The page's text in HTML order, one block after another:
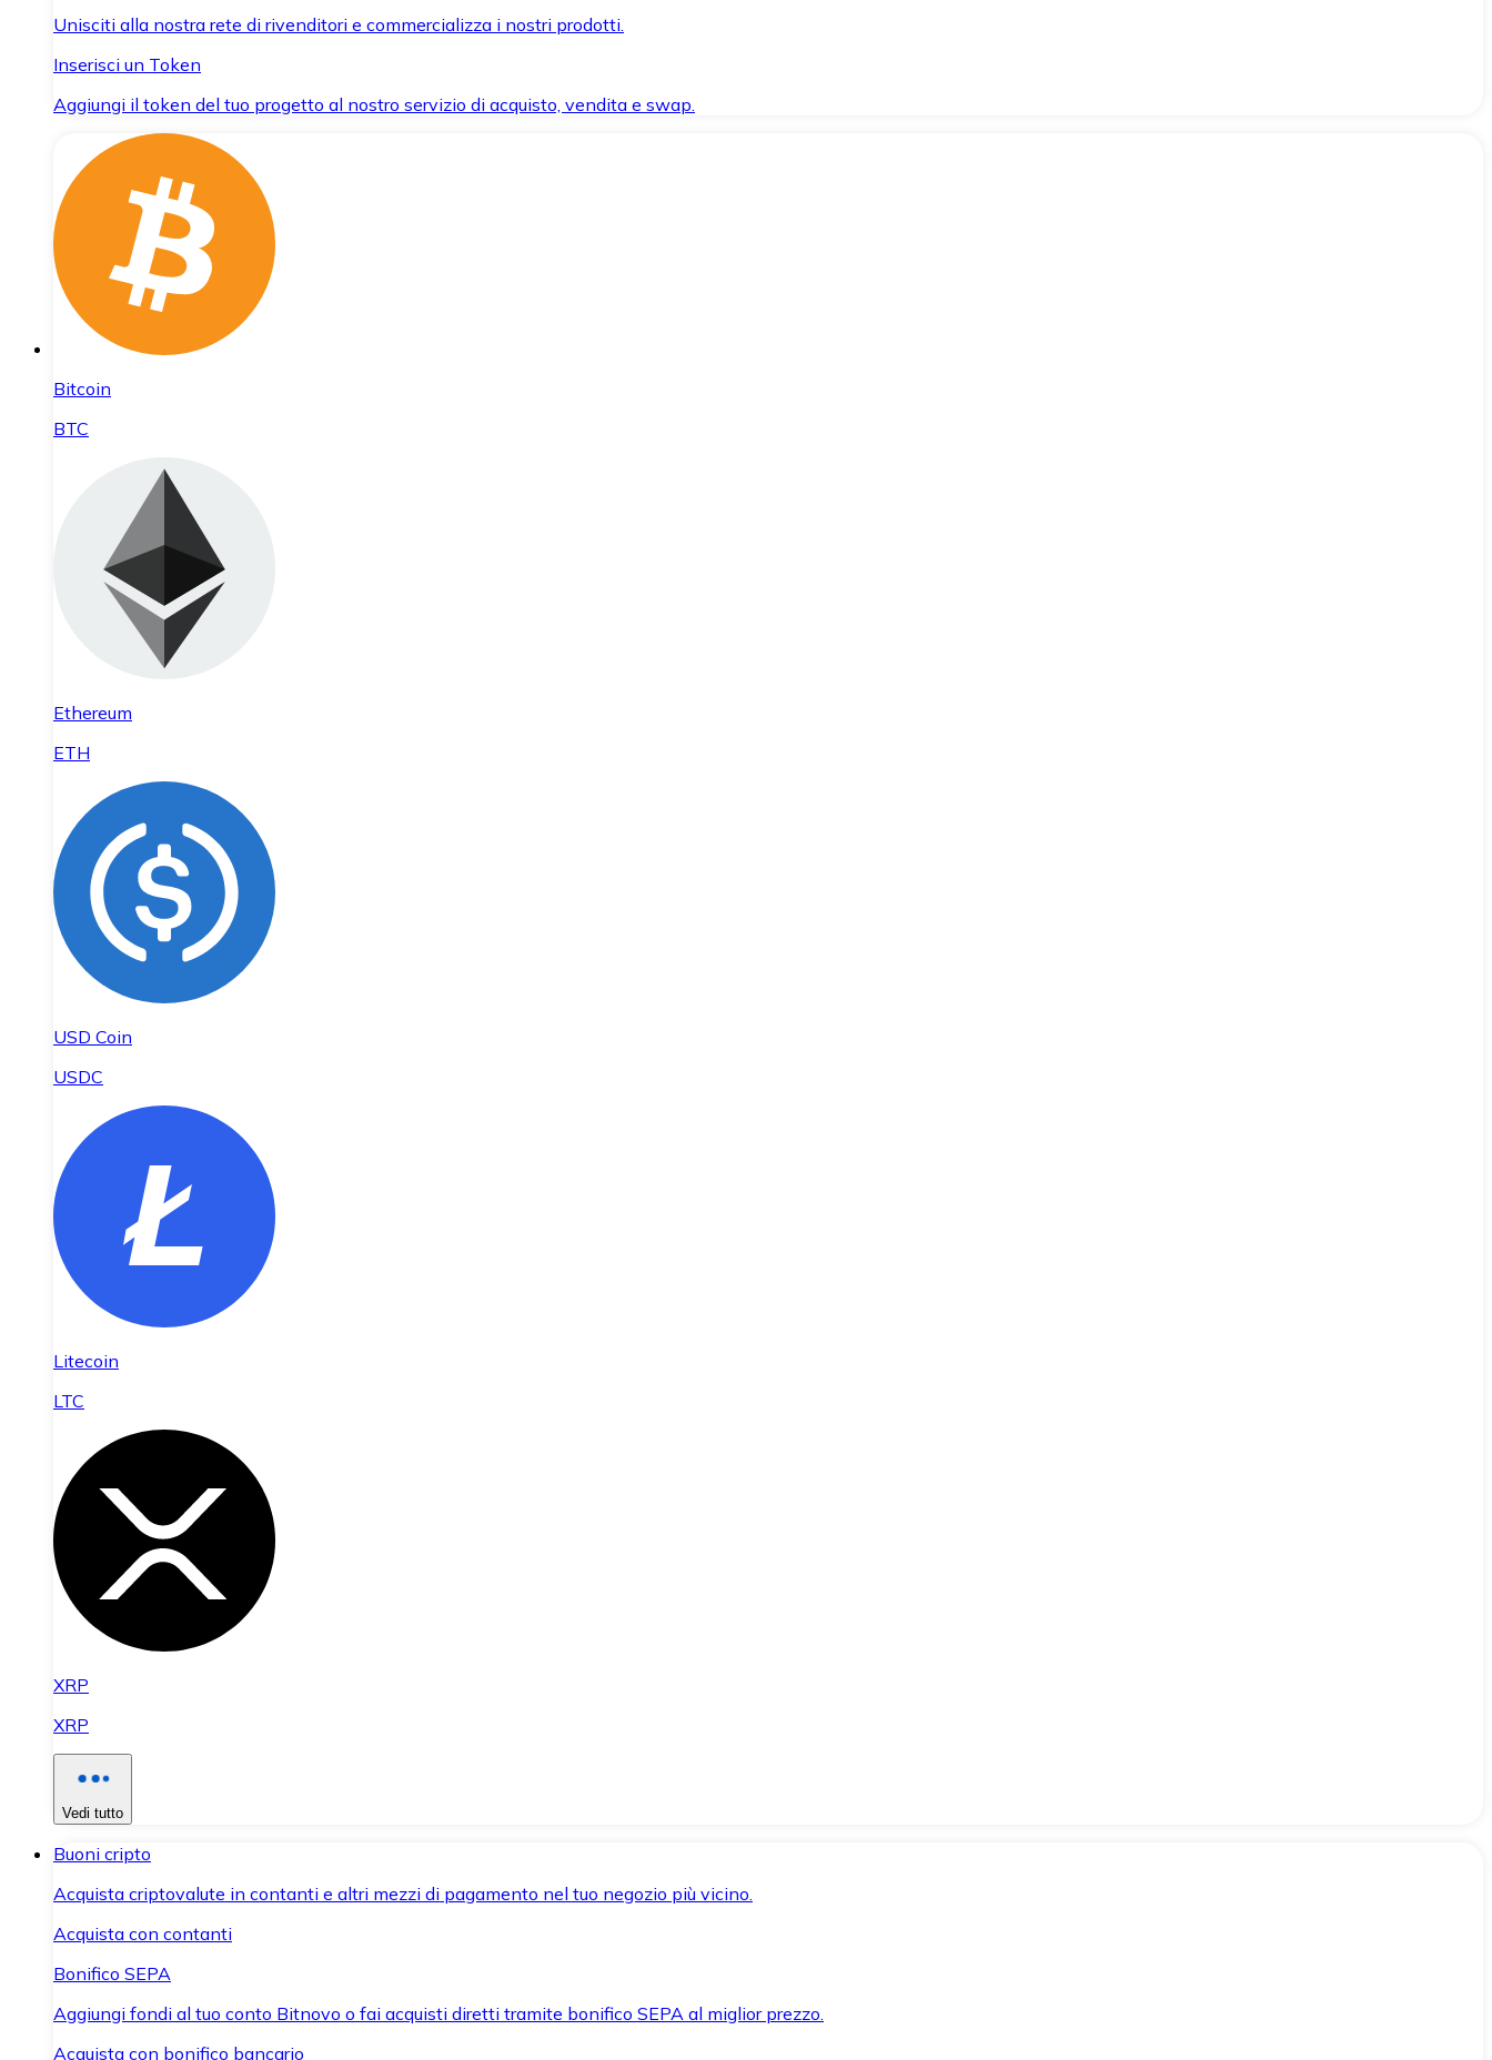
Unisciti alla nostra rete di rivenditori e commercializza i nostri prodotti.
Inserisci un Token
Aggiungi il token del tuo progetto al nostro servizio di acquisto, vendita e swap.
Bitcoin
BTC
Ethereum
ETH
USD Coin
USDC
Litecoin
LTC
XRP
XRP
Vedi tutto
Buoni cripto
Acquista criptovalute in contanti e altri mezzi di pagamento nel tuo negozio più vicino.
Acquista con contanti
Bonifico SEPA
Aggiungi fondi al tuo conto Bitnovo o fai acquisti diretti tramite bonifico SEPA al miglior prezzo.
Acquista con bonifico bancario